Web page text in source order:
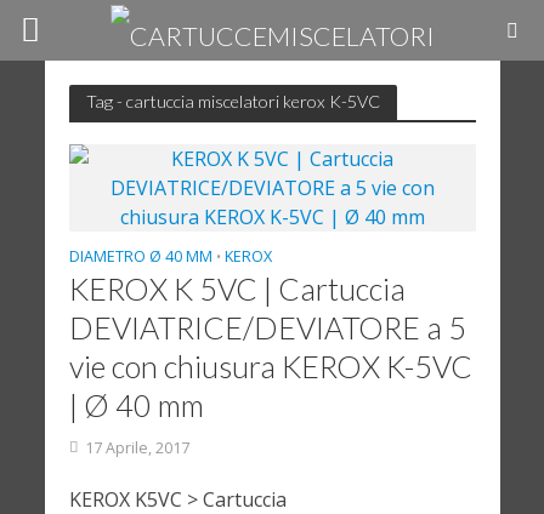
Tag - cartuccia miscelatori kerox K-5VC
DIAMETRO Ø 40 MM • KEROX
KEROX K 5VC | Cartuccia
DEVIATRICE/DEVIATORE a 5
vie con chiusura KEROX K-5VC
| Ø 40 mm
17 Aprile, 2017
KEROX K5VC > Cartuccia